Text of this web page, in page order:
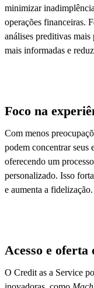
minimizar
operações financeiras.
análises preditivas
mais informadas e
Foco na
Com menos
podem concentrar seus
oferecendo um
personalizado. Isso
e aumenta a fidelização.
Acesso e oferta
O Credit as a Service